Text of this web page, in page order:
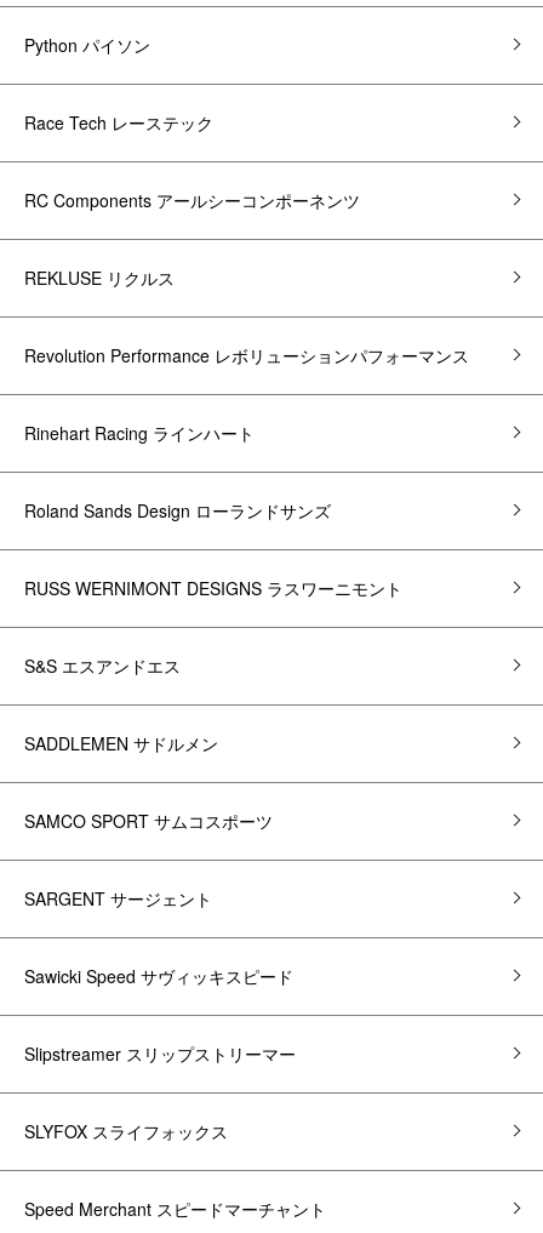
Python パイソン
Race Tech レーステック
RC Components アールシーコンポーネンツ
REKLUSE リクルス
Revolution Performance レボリューションパフォーマンス
Rinehart Racing ラインハート
Roland Sands Design ローランドサンズ
RUSS WERNIMONT DESIGNS ラスワーニモント
S&S エスアンドエス
SADDLEMEN サドルメン
SAMCO SPORT サムコスポーツ
SARGENT サージェント
Sawicki Speed サヴィッキスピード
Slipstreamer スリップストリーマー
SLYFOX スライフォックス
Speed Merchant スピードマーチャント